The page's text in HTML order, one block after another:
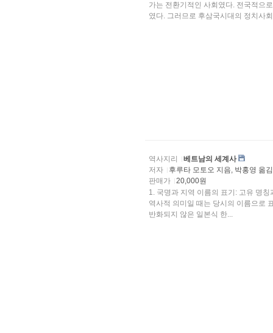
가는 전환기적인 사회였다. 전국적으
였다. 그러므로 후삼국시대의 정치사
역사지리
베트남의 세계사
저자
후루타 모토오 지음, 박홍영 옮
판매가
20,000원
1. 국명과 지역 이름의 표기: 고유 명칭과 영어식을 혼용했다. 국명이 시대에 따라 달리 불린 경우,
역사적 의미일 때는 당시의 이름으로 표기했고, 보통 국명일 때는 현재의 이름
반화되지 않은 일본식 한...